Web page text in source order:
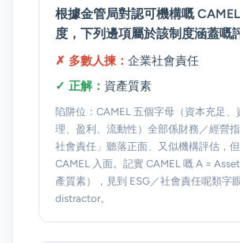
根據金管局對認可機構嘅
度，下列邊項屬於該制度涵蓋嘅
✗ 多數人揀： 企業社會責任
✓ 正解： 資產質素
陷阱位：CAMEL 五個字母（資本充足、
理、盈利、流動性）全部係財務／經營
社會責任」聽落正面、又似機構評估，
CAMEL 入面。記實 CAMEL 嘅 A =
產質素），見到 ESG／社會責任呢類字
distractor。